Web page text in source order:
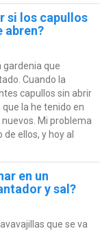
si los capullos
abren?
gardenia que
Cuando la
capullos sin abrir
la he tenido en
Mi problema
ellos, y hoy al
en un
y sal?
que se va